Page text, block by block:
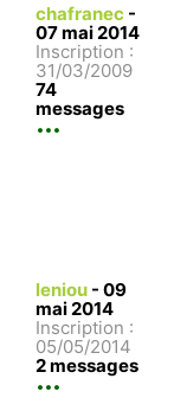
chafranec -
07 mai 2014
Inscription :
31/03/2009
74
messages
leniou - 09
mai 2014
Inscription :
05/05/2014
2 messages